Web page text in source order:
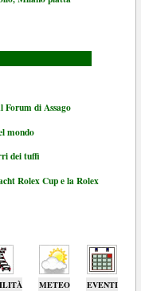
Forum di Assago
mondo
dei tuffi
Rolex Cup e la Rolex
METEO EVENTI